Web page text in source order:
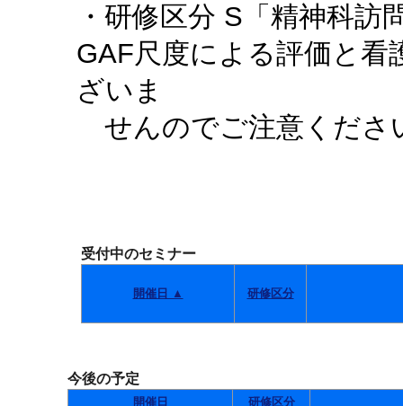
・研修区分 S「精神科
GAF尺度による評価と看
ざいま
せんのでご注意くださ
受付中のセミナー
開催日 ▲ 研修区分
今後の予定
開催日 研修区分